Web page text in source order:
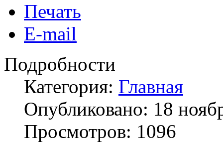
Печать
E-mail
Подробности
Категория: Главная
Опубликовано: 18
Просмотров: 1096